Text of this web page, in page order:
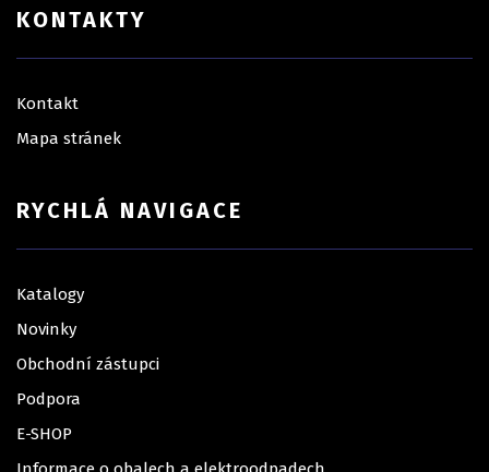
KONTAKTY
Kontakt
Mapa stránek
RYCHLÁ NAVIGACE
Katalogy
Novinky
Obchodní zástupci
Podpora
E-SHOP